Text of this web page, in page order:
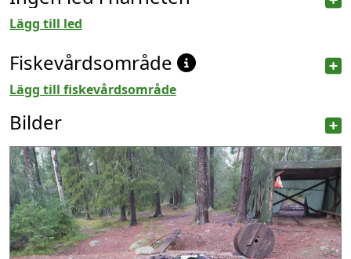
Lägg till led
Fiskevårdsområde
Lägg till fiskevårdsområde
Bilder